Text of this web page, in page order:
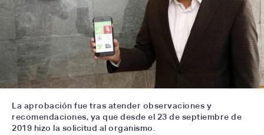
La aprobación fue tras atender observaciones y
recomendaciones, ya que desde el 23 de septiembre de
2019 hizo la solicitud al organismo.